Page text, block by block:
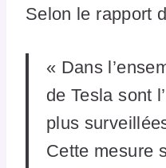
Selon le rapport
« Dans
de Tesla sont
plus
Cette mesure